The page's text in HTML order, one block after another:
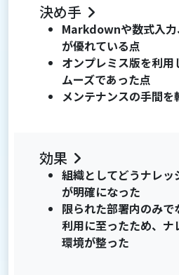
決め手
Markdownや数式入力
が優れている点
オンプレミス版を利用
ムーズであった点
メンテナンスの手間を
効果
組織としてどうナレ
が明確になった
限られた部署内のみ
利用に至ったため、ナ
環境が整った